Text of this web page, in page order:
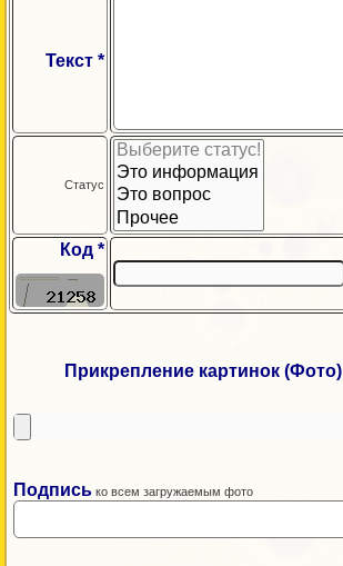
Текст *
Статус
Код *
Прикрепление картинок (Фото)
Подпись ко всем загружаемым фото